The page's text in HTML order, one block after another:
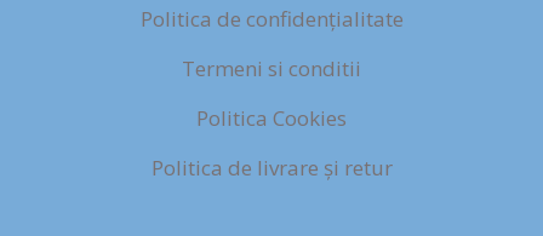
Politica de confidențialitate
Termeni si conditii
Politica Cookies
Politica de livrare și retur